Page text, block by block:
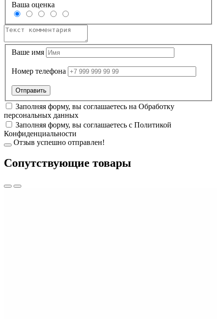
Ваша оценка
Ваше имя
Номер телефона
Заполняя форму, вы соглашаетесь на Обработку
персональных данных
Заполняя форму, вы соглашаетесь с Политикой
Конфиденциальности
Отзыв успешно отправлен!
Cопутствующие товары